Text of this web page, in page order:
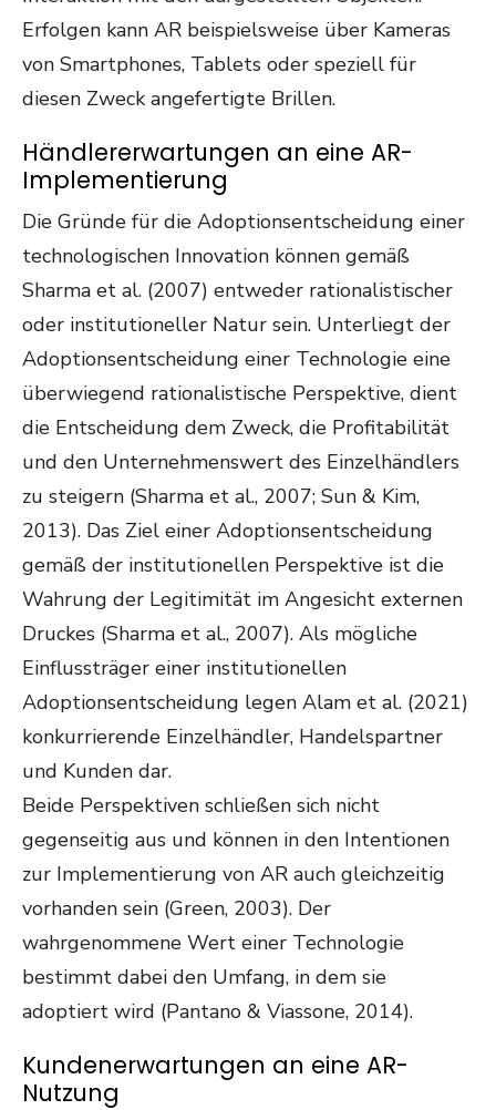
Erfolgen kann AR beispielsweise über Kameras
von Smartphones, Tablets oder speziell für
diesen Zweck angefertigte Brillen.
Händlererwartungen an eine AR-
Implementierung
Die Gründe für die Adoptionsentscheidung einer
technologischen Innovation können gemäß
Sharma et al. (2007) entweder rationalistischer
oder institutioneller Natur sein. Unterliegt der
Adoptionsentscheidung einer Technologie eine
überwiegend rationalistische Perspektive, dient
die Entscheidung dem Zweck, die Profitabilität
und den Unternehmenswert des Einzelhändlers
zu steigern (Sharma et al., 2007; Sun & Kim,
2013). Das Ziel einer Adoptionsentscheidung
gemäß der institutionellen Perspektive ist die
Wahrung der Legitimität im Angesicht externen
Druckes (Sharma et al., 2007). Als mögliche
Einflussträger einer institutionellen
Adoptionsentscheidung legen Alam et al. (2021)
konkurrierende Einzelhändler, Handelspartner
und Kunden dar.
Beide Perspektiven schließen sich nicht
gegenseitig aus und können in den Intentionen
zur Implementierung von AR auch gleichzeitig
vorhanden sein (Green, 2003). Der
wahrgenommene Wert einer Technologie
bestimmt dabei den Umfang, in dem sie
adoptiert wird (Pantano & Viassone, 2014).
Kundenerwartungen an eine AR-
Nutzung